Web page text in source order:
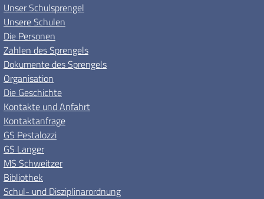
Unser Schulsprengel
Unsere Schulen
Die Personen
Zahlen des Sprengels
Dokumente des Sprengels
Organisation
Die Geschichte
Kontakte und Anfahrt
Kontaktanfrage
GS Pestalozzi
GS Langer
MS Schweitzer
Bibliothek
Schul- und Disziplinarordnung